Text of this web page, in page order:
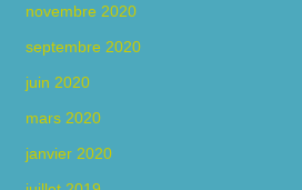
novembre 2020
septembre 2020
juin 2020
mars 2020
janvier 2020